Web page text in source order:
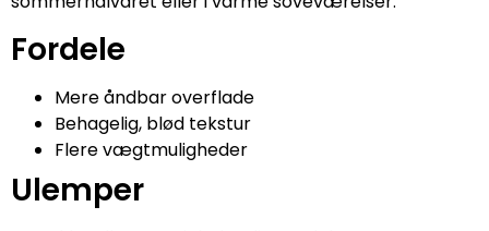
Fordele
Mere åndbar overflade
Behagelig, blød tekstur
Flere vægtmuligheder
Ulemper